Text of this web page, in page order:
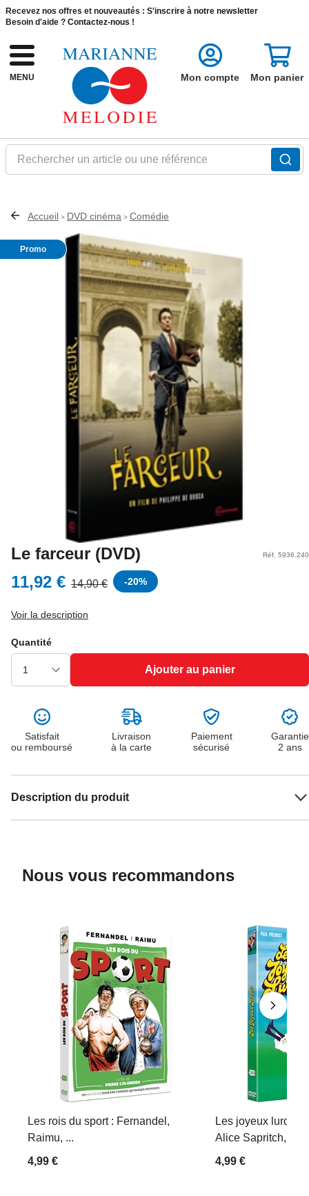
Recevez nos offres et nouveautés : S'inscrire à notre newsletter
Besoin d'aide ? Contactez-nous !
MENU
Rechercher un article ou une référence
Mon compte Mon panier
Accueil > DVD cinéma > Comédie
Promo
Le farceur (DVD) Réf. 5936.240
11,92 € 14,90 € -20%
Voir la description
Quantité
Ajouter au panier
Satisfait
ou remboursé
Livraison
à la carte
Paiement
sécurisé
Garantie
2 ans
Description du produit
Nous vous recommandons
Les rois du sport : Fernandel,
Raimu, ...
4,99 €
Les joyeux lurons
Alice Sapritch,
4,99 €